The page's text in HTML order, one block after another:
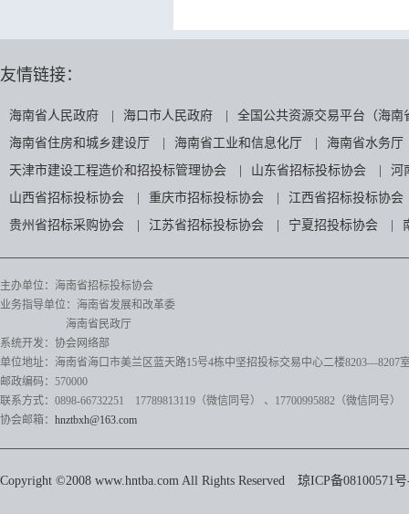
友情链接：
海南省人民政府 海口市人民政府
全国公共资源交易平台（海南
海南省住房和城乡建设厅
海南省工业和信息化厅
海南省水务厅
天津市建设工程造价和招投标管理协会
山东省招标投标协会
河
山西省招标投标协会
重庆市招标投标协会
江西省招标投标协会
贵州省招标采购协会
江苏省招标投标协会 宁夏招投标协会
主办单位：海南省招标投标协会
业务指导单位：海南省发展和改革委
海南省民政厅
系统开发：协会网络部
单位地址：海南省海口市美兰区蓝天路15号4栋中坚招投标交易中心二楼8203—8207
邮政编码：570000
联系方式：0898-66732251 17789813119（微信同号）
、17700995882 （微信同号）
协会邮箱： hnztbxh@163.com
Copyright ©2008 www.hntba.com All Rights Reserved 琼ICP备08100571